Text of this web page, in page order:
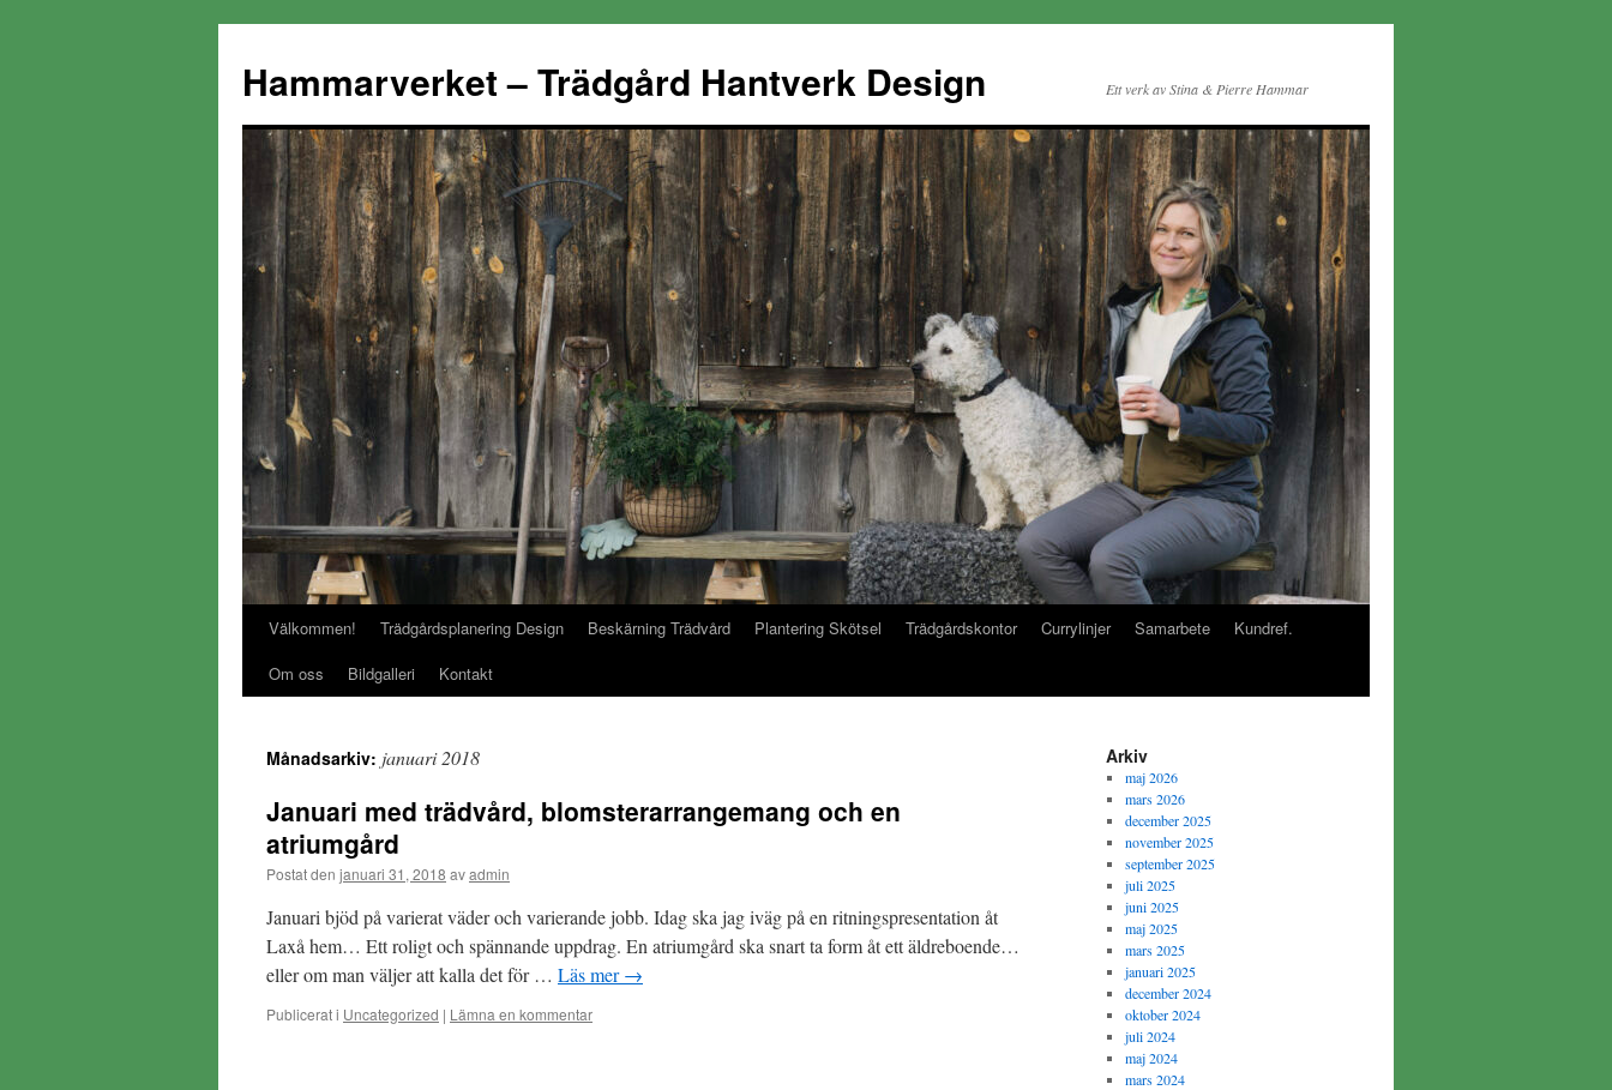
Hammarverket – Trädgård Hantverk Design Ett verk av Stina & Pierre Hammar
GåVälkommen! Trädgårdsplanering Design Beskärning Trädvård Plantering Skötsel Trädgårdskontor Currylinjer Samarbete
Kundref.
Om oss
Bildgalleri Kontakt
Månadsarkiv: januari 2018
Januari med trädvård, blomsterarrangemang och en
atriumgård
Postat den januari 31, 2018 avadmin
Januari bjöd på varierat väder och varierande jobb. Idag ska jag iväg på en ritningspresentation åt
Laxå hem… Ett roligt och spännande uppdrag. En atriumgård ska snart ta form åt ett äldreboende…
eller om man väljer att kalla det för … Läs mer→
Publicerat i Uncategorized | Lämna en kommentar
Arkiv
maj 2026
mars 2026
december 2025
november 2025
september 2025
juli 2025
juni 2025
maj 2025
mars 2025
januari 2025
december 2024
oktober 2024
juli 2024
maj 2024
mars 2024